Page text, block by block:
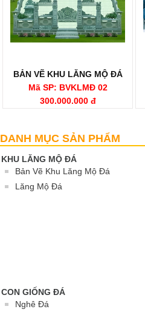
BẢN VẼ KHU LĂNG MỘ ĐÁ
Mã SP: BVKLMĐ 02
300.000.000 đ
DANH MỤC SẢN PHẨM
KHU LĂNG MỘ ĐÁ
Bản Vẽ Khu Lăng Mộ Đá
Lăng Mộ Đá
CON GIỐNG ĐÁ
Nghê Đá